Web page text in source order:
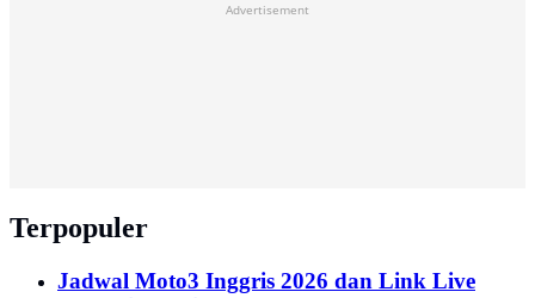
Advertisement
Terpopuler
Jadwal Moto3 Inggris 2026 dan Link Live